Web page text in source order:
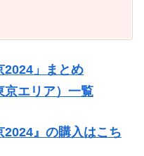
2024」まとめ
京エリア）一覧
2024』の購入はこち